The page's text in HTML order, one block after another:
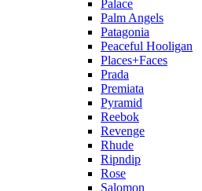
Palace
Palm Angels
Patagonia
Peaceful Hooligan
Places+Faces
Prada
Premiata
Pyramid
Reebok
Revenge
Rhude
Ripndip
Rose
Salomon